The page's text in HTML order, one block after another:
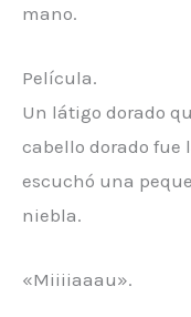
mano.
Película.
Un látigo dorado
cabello dorado fue
escuchó una
niebla.
«Miiiiaaau».